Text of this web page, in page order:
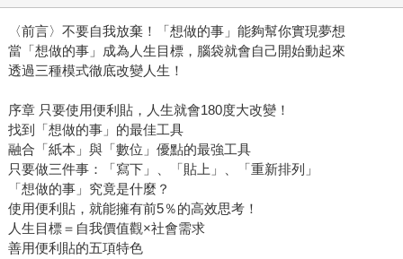
〈前言〉不要自我放棄！「想做的事」能夠幫你實現夢想
當「想做的事」成為人生目標，腦袋就會自己開始動起來
透過三種模式徹底改變人生！
序章 只要使用便利貼，人生就會180度大改變！
找到「想做的事」的最佳工具
融合「紙本」與「數位」優點的最強工具
只要做三件事：「寫下」、「貼上」、「重新排列」
「想做的事」究竟是什麼？
使用便利貼，就能擁有前5％的高效思考！
人生目標＝自我價值觀×社會需求
善用便利貼的五項特色